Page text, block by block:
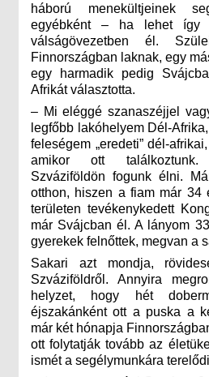
háború menekültjeinek
egyébként – ha lehet így
válságövezetben él.
Finnországban laknak, egy
egy harmadik pedig
Afrikát választotta.
– Mi eléggé szanaszéjjel
legfőbb lakóhelyem Dél-
feleségem „eredeti” dél-
amikor ott találkoztunk.
Szváziföldön fogunk élni.
otthon, hiszen a fiam már 34
területen tevékenykedett
már Svájcban él. A lányom
gyerekek felnőttek, megvan a
Sakari azt mondja,
Szváziföldről. Annyira
helyzet, hogy hét
éjszakánként ott a puska a
már két hónapja
ott folytatják tovább az
ismét a segélymunkára